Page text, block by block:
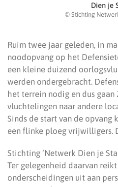
Dien je
© Stichting
Ruim twee jaar geleden, in
noodopvang op het
een kleine duizend
werden ondergebracht.
het terrein nodig en dus gaan
vluchtelingen naar andere
Sinds de start van de opvang
een flinke ploeg vrijwilligers.
Stichting ‘Netwerk Dien je
Ter gelegenheid daarvan
onderscheidingen uit aan